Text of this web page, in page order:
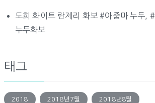
도희 화이트 란제리 화보 #아줌마 누두, #
누두화보
태그
2018 2018년7월 2018년8월